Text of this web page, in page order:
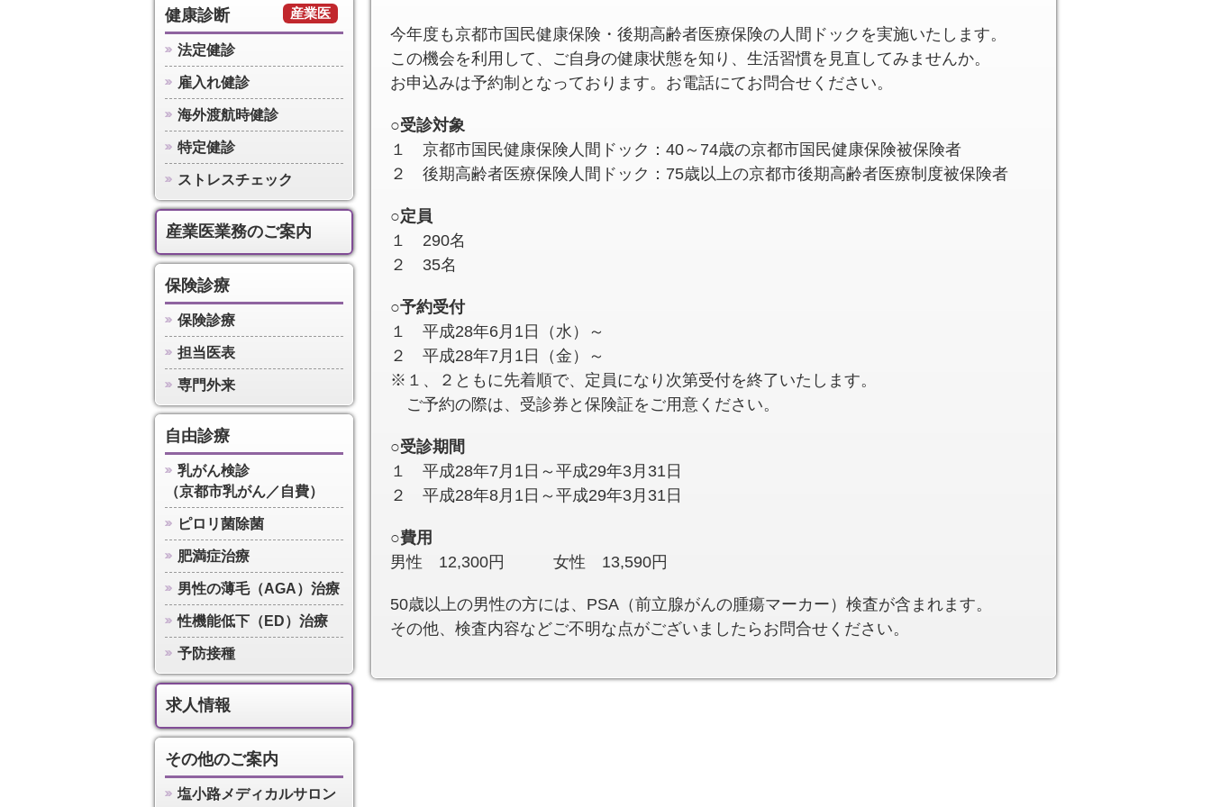
健康診断 産業医
法定健診
雇入れ健診
海外渡航時健診
特定健診
ストレスチェック
産業医業務のご案内
保険診療
保険診療
担当医表
専門外来
自由診療
乳がん検診
（京都市乳がん／自費）
ピロリ菌除菌
肥満症治療
男性の薄毛（AGA）治療
性機能低下（ED）治療
予防接種
求人情報
その他のご案内
塩小路メディカルサロン
今年度も京都市国民健康保険・後期高齢者医療保険の人間ドックを実施いたします。
この機会を利用して、ご自身の健康状態を知り、生活習慣を見直してみませんか。
お申込みは予約制となっております。お電話にてお問合せください。
○受診対象
１ 京都市国民健康保険人間ドック：40～74歳の京都市国民健康保険被保険者
２ 後期高齢者医療保険人間ドック：75歳以上の京都市後期高齢者医療制度被保険者
○定員
１ 290名
２ 35名
○予約受付
１ 平成28年6月1日（水）～
２ 平成28年7月1日（金）～
※１、２ともに先着順で、定員になり次第受付を終了いたします。
ご予約の際は、受診券と保険証をご用意ください。
○受診期間
１ 平成28年7月1日～平成29年3月31日
２ 平成28年8月1日～平成29年3月31日
○費用
男性 12,300円 女性 13,590円
50歳以上の男性の方には、PSA（前立腺がんの腫瘍マーカー）検査が含まれます。
その他、検査内容などご不明な点がございましたらお問合せください。